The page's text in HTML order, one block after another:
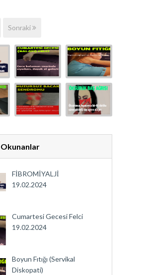
Sonraki
Okunanlar
FİBROMİYALJİ
19.02.2024
Cumartesi Gecesi Felci
19.02.2024
Boyun Fıtığı (Servikal
Diskopati)